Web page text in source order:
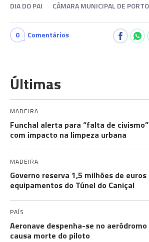
DIA DO PAI CÂMARA MUNICIPAL DE
0 Comentários
Últimas
MADEIRA
Funchal alerta para “falta de
com impacto na limpeza urbana
MADEIRA
Governo reserva 1,5 milhões de
equipamentos do Túnel do Caniçal
PAÍS
Aeronave despenha-se no
causa morte do piloto